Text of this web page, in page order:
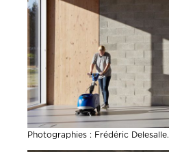
Photographies : Frédéric Delesalle.